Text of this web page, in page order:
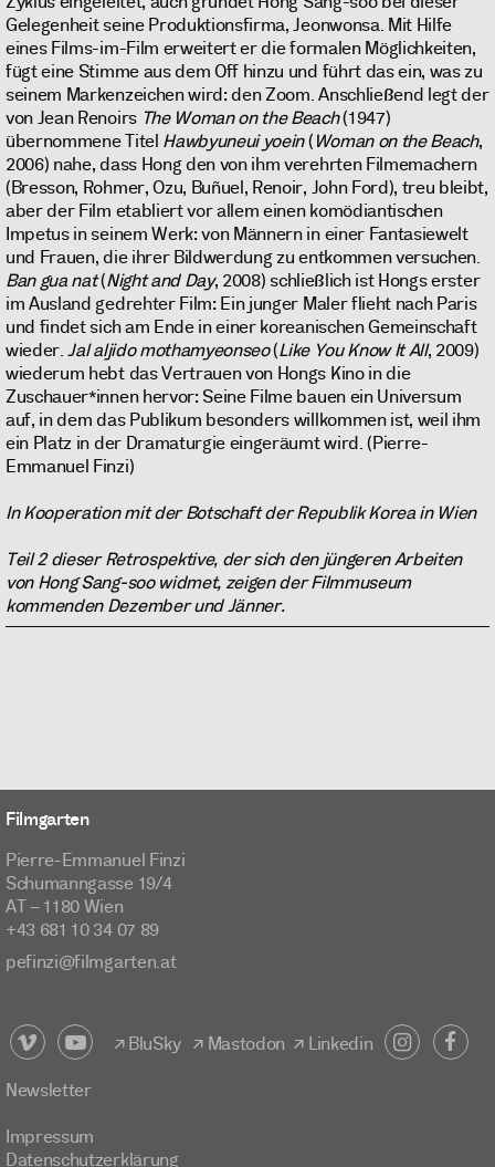
Gelegenheit seine Produktionsfirma, Jeonwonsa. Mit Hilfe
eines Films-im-Film erweitert er die formalen Möglichkeiten,
fügt eine Stimme aus dem Off hinzu und führt das ein, was zu
seinem Markenzeichen wird: den Zoom. Anschließend legt der
von Jean Renoirs The Woman on the Beach(1947)
übernommene Titel Hawbyuneui yoein(Woman on the Beach,
2006) nahe, dass Hong den von ihm verehrten Filmemachern
(Bresson, Rohmer, Ozu, Buñuel, Renoir, John Ford), treu bleibt,
aber der Film etabliert vor allem einen komödiantischen
Impetus in seinem Werk: von Männern in einer Fantasiewelt
und Frauen, die ihrer Bildwerdung zu entkommen versuchen.
Ban gua nat(Night and Day, 2008) schließlich ist Hongs erster
im Ausland gedrehter Film: Ein junger Maler flieht nach Paris
und findet sich am Ende in einer koreanischen Gemeinschaft
wieder.Jal aljido mothamyeonseo(Like You Know It All, 2009)
wiederum hebt das Vertrauen von Hongs Kino in die
Zuschauer*innen hervor: Seine Filme bauen ein Universum
auf, in dem das Publikum besonders willkommen ist, weil ihm
ein Platz in der Dramaturgie eingeräumt wird. (Pierre-
Emmanuel Finzi)
In Kooperation mit der Botschaft der Republik Korea in Wien
Teil 2 dieser Retrospektive, der sich den jüngeren Arbeiten
von Hong Sang-soo widmet, zeigen der Filmmuseum
kommenden Dezember und Jänner.
Filmgarten
Pierre-Emmanuel Finzi
Schumanngasse 19/4
AT – 1180 Wien
+43 681 10 34 07 89
pefinzi@filmgarten.at
BluSky Mastodon
Linkedin
Newsletter
Impressum
Datenschutzerklärung